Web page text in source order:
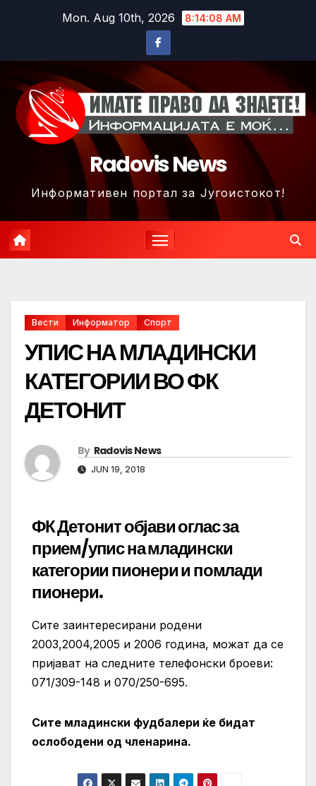
Mon. Aug 10th, 2026 8:14:11 AM
Radovis News
Информативен портал за Југоистокот!
Вести Информатор Спорт
УПИС НА МЛАДИНСКИ
КАТЕГОРИИ ВО ФК
ДЕТОНИТ
By Radovis News
JUN 19, 2018
ФК Детонит објави оглас за
прием/упис на младински
категории пионери и помлади
пионери.
Сите заинтересирани родени
2003,2004,2005 и 2006 година, можат да се
пријават на следните телефонски броеви:
071/309-148 и 070/250-695.
Сите младински фудбалери ќе бидат
ослободени од членарина.